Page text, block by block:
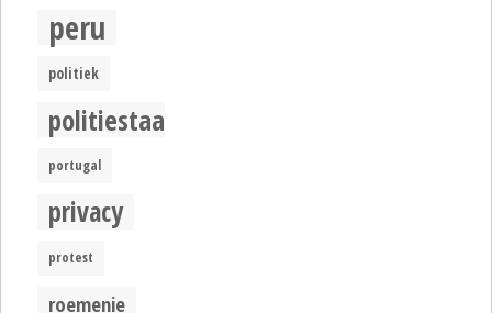
peru
politiek
politiestaat
portugal
privacy
protest
roemenie